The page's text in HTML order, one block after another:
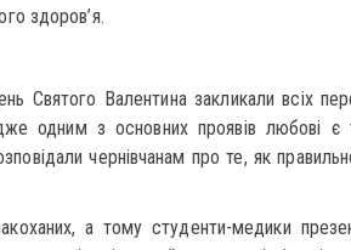
здоров’я.
Святого Валентина закликали всіх
одним з основних проявів любові є
чернівчанам про те, як
а тому студенти-медики